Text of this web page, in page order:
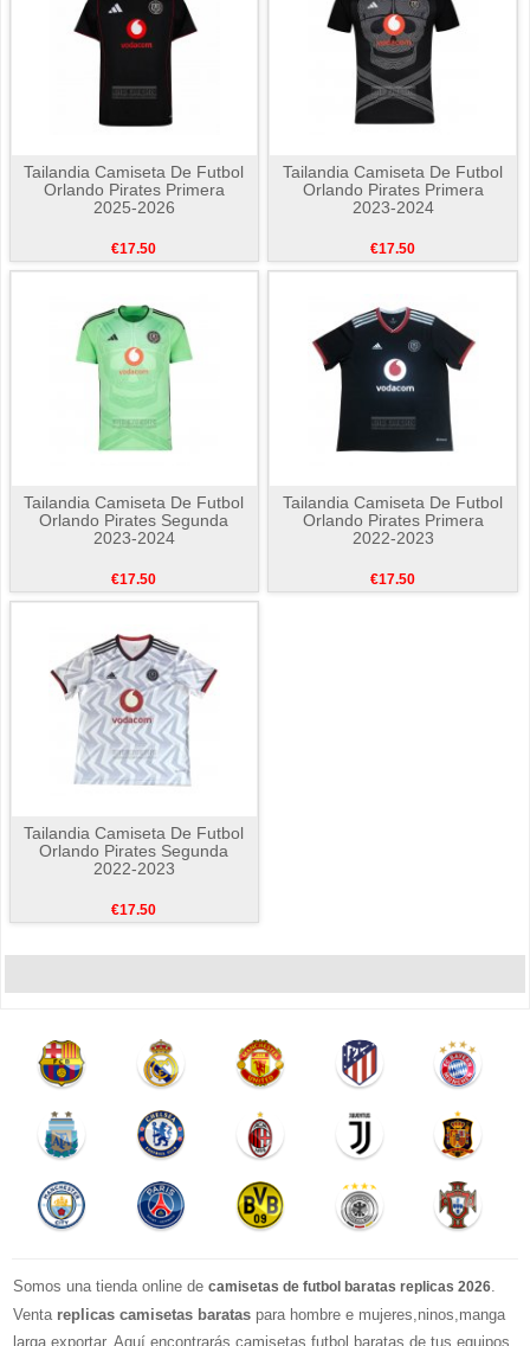
Tailandia Camiseta De Futbol
Orlando Pirates Primera
2025-2026
€17.50
Tailandia Camiseta De Futbol
Orlando Pirates Primera
2023-2024
€17.50
Tailandia Camiseta De Futbol
Orlando Pirates Segunda
2023-2024
€17.50
Tailandia Camiseta De Futbol
Orlando Pirates Primera
2022-2023
€17.50
Tailandia Camiseta De Futbol
Orlando Pirates Segunda
2022-2023
€17.50
Somos una tienda online de camisetas de futbol baratas replicas 2026
Venta replicas camisetas baratas para hombre e mujeres,ninos,manga
larga exportar. Aquí encontrarás camisetas futbol baratas de tus equipos